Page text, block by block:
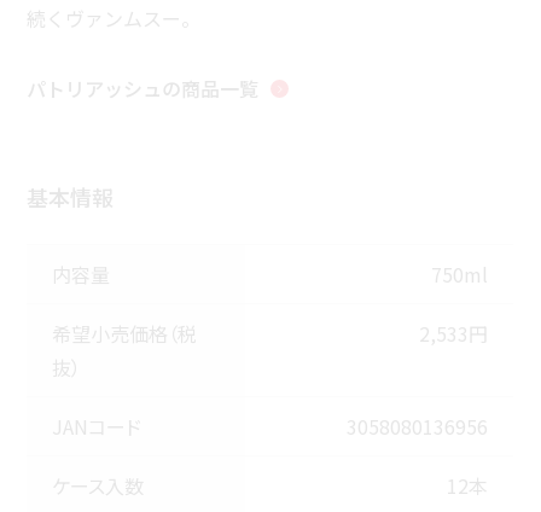
続くヴァンムスー。
パトリアッシュの商品一覧
基本情報
内容量 750ml
希望小売価格（税
抜）
2,533円
JANコード 3058080136956
ケース入数 12本